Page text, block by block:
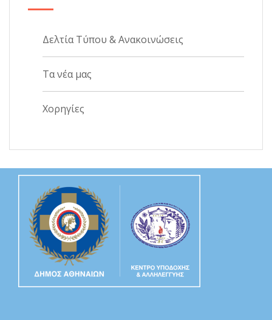
Δελτία Τύπου & Ανακοινώσεις
Τα νέα μας
Χορηγίες